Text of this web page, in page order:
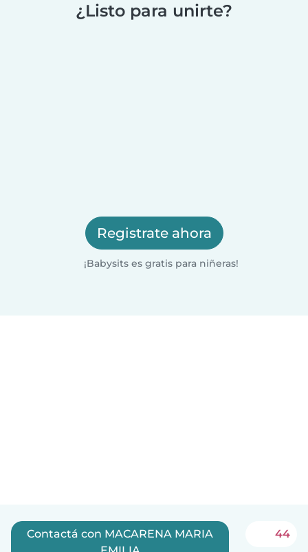
¿Listo para unirte?
Registrate ahora
¡Babysits es gratis para niñeras!
Contactá con MACARENA MARIA
44